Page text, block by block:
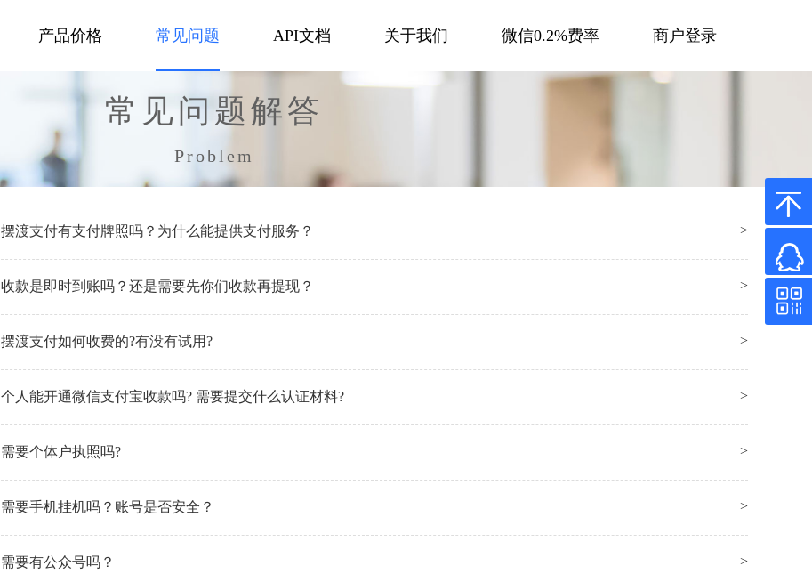
产品价格 常见问题 API文档 关于我们 微信0.2%费率 商户登录
常见问题解答
Problem
摆渡支付有支付牌照吗？为什么能提供支付服务？ >
收款是即时到账吗？还是需要先你们收款再提现？ >
摆渡支付如何收费的?有没有试用? >
个人能开通微信支付宝收款吗? 需要提交什么认证材料? >
需要个体户执照吗? >
需要手机挂机吗？账号是否安全？ >
需要有公众号吗？ >